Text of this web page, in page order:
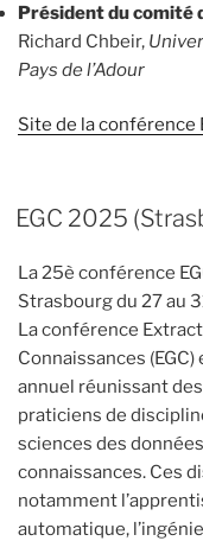
Président du comité
Richard Chbeir,
Pays de l’Adour
Site de la conférence
EGC 2025
La 25è conférence
Strasbourg du 27 au
La conférence
Connaissances
annuel réunissant
praticiens de
sciences des
connaissances. Ces
notamment
automatique,